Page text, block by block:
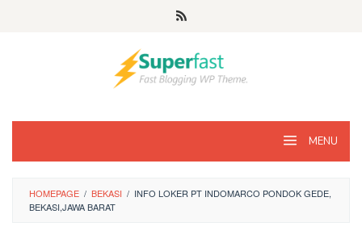
MENU
HOMEPAGE / BEKASI / INFO LOKER PT INDOMARCO PONDOK GEDE,
BEKASI,JAWA BARAT